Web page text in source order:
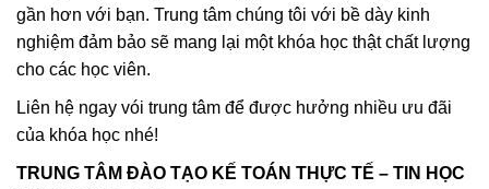
gần hơn với bạn. Trung tâm chúng tôi với bề dày kinh
nghiệm đảm bảo sẽ mang lại một khóa học thật chất lượng
cho các học viên.
Liên hệ ngay vói trung tâm để được hưởng nhiều ưu đãi
của khóa học nhé!
TRUNG TÂM ĐÀO TẠO KẾ TOÁN THỰC TẾ – TIN HỌC